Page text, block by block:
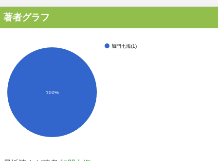
著者グラフ
加門七海(1)
100%